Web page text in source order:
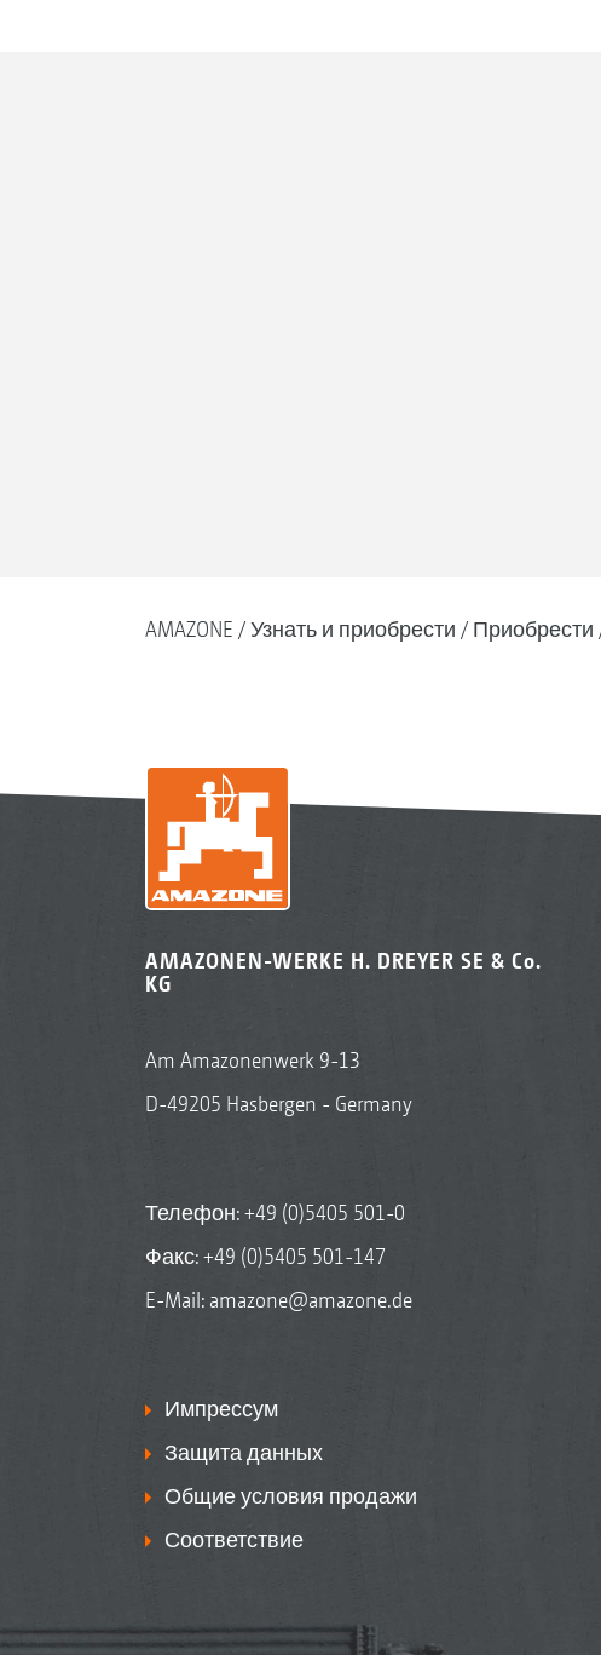
AMAZONE Узнать и приобрести Приобрести
AMAZONEN-WERKE H. DREYER SE & Co.
KG
Am Amazonenwerk 9-13
D-49205 Hasbergen - Germany
Телефон:+49 (0)5405 501-0
Факс: +49 (0)5405 501-147
E-Mail: amazone@amazone.de
Импрессум
Защита данных
Общие условия продажи
Соответствие